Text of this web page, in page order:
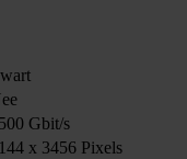
Gbit/s
x 3456 Pixels